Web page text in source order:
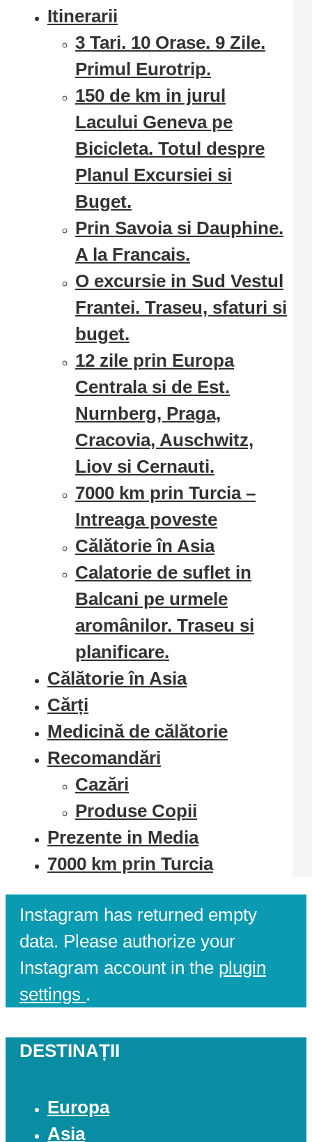
Itinerarii
3 Tari. 10 Orase. 9 Zile.
Primul Eurotrip.
150 de km in jurul
Lacului Geneva pe
Bicicleta. Totul despre
Planul Excursiei si
Buget.
Prin Savoia si Dauphine.
A la Francais.
O excursie in Sud Vestul
Frantei. Traseu, sfaturi si
buget.
12 zile prin Europa
Centrala si de Est.
Nurnberg, Praga,
Cracovia, Auschwitz,
Liov si Cernauti.
7000 km prin Turcia –
Intreaga poveste
Călătorie în Asia
Calatorie de suflet in
Balcani pe urmele
aromânilor. Traseu si
planificare.
Călătorie în Asia
Cărți
Medicină de călătorie
Recomandări
Cazări
Produse Copii
Prezente in Media
7000 km prin Turcia
Instagram has returned empty
data. Please authorize your
Instagram account in the plugin
settings .
DESTINAȚII
Europa
Asia